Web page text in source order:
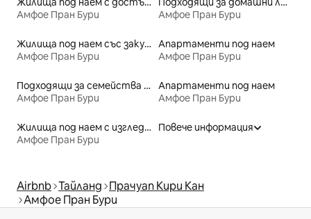
Амфое Пран Бури
Амфое Пран Бури
Жилища под наем със закуска
Амфое Пран Бури
Апартаменти под наем
Амфое Пран Бури
Подходящи за семейства места под наем
Амфое Пран Бури
Апартаменти под наем
Амфое Пран Бури
Жилища под наем с изглед към плажа
Амфое Пран Бури
Повече информация
Airbnb Тайланд Прачуап Кири Кан
Амфое Пран Бури